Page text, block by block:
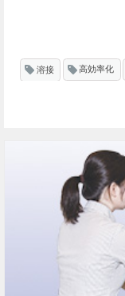
溶接 高効率化